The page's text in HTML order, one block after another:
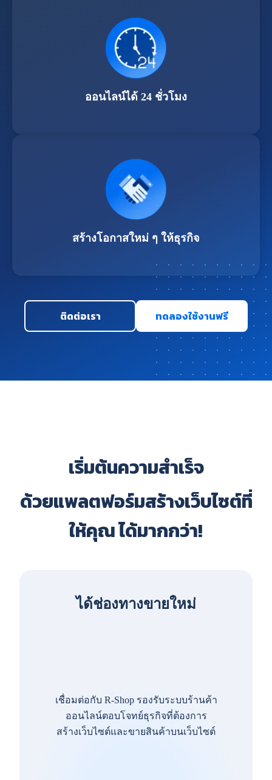
ออนไลน์ได้ 24 ชั่วโมง
สร้างโอกาสใหม่ ๆ ให้ธุรกิจ
ติดต่อเรา ทดลองใช้งานฟรี
เริ่มต้นความสำเร็จ
ด้วยแพลตฟอร์มสร้างเว็บไซต์ที่
ให้คุณ ได้มากกว่า!
ได้ช่องทางขายใหม่
เชื่อมต่อกับ R-Shop รองรับระบบร้านค้า
ออนไลน์ตอบโจทย์ธุรกิจที่ต้องการ
สร้างเว็บไซต์และขายสินค้าบนเว็บไซต์